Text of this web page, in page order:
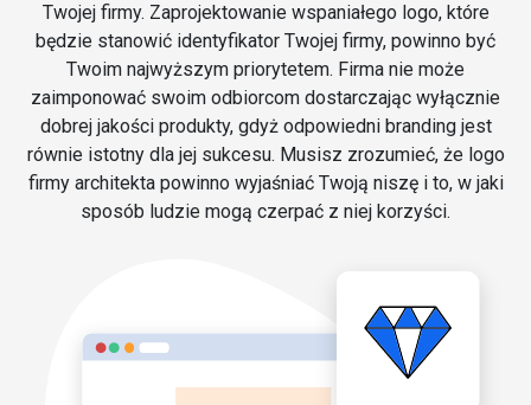
Twojej firmy. Zaprojektowanie wspaniałego logo, które
będzie stanowić identyfikator Twojej firmy, powinno być
Twoim najwyższym priorytetem. Firma nie może
zaimponować swoim odbiorcom dostarczając wyłącznie
dobrej jakości produkty, gdyż odpowiedni branding jest
równie istotny dla jej sukcesu. Musisz zrozumieć, że logo
firmy architekta powinno wyjaśniać Twoją niszę i to, w jaki
sposób ludzie mogą czerpać z niej korzyści.